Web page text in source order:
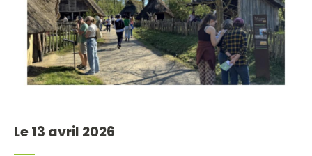
Le 13 avril 2026